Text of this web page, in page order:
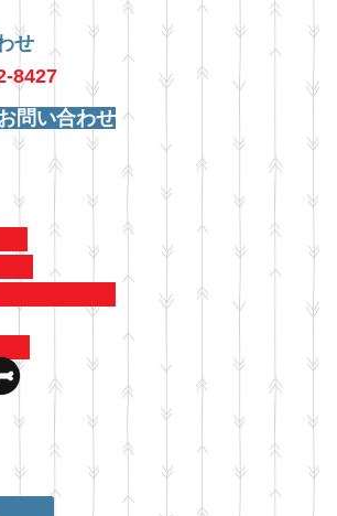
せ
8427
問い合わせ
です。